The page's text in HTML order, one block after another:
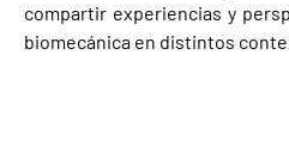
compartir experiencias y
biomecánica en distintos